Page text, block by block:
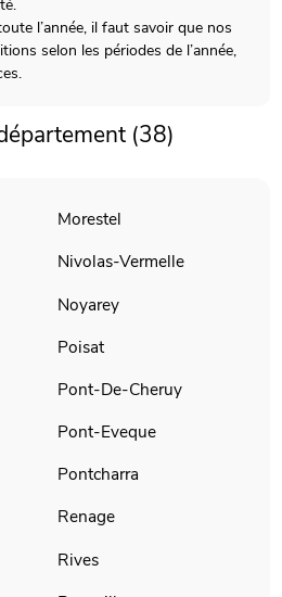
l’année, il faut savoir que nos
selon les périodes de l’année,
(38)
Morestel
Nivolas-Vermelle
Noyarey
Poisat
Pont-De-Cheruy
Pont-Eveque
Pontcharra
Renage
Rives